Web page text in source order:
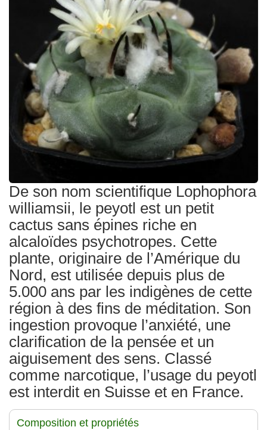
De son nom scientifique Lophophora
williamsii, le peyotl est un petit
cactus sans épines riche en
alcaloïdes psychotropes. Cette
plante, originaire de l’Amérique du
Nord, est utilisée depuis plus de
5.000 ans par les indigènes de cette
région à des fins de méditation. Son
ingestion provoque l’anxiété, une
clarification de la pensée et un
aiguisement des sens. Classé
comme narcotique, l’usage du peyotl
est interdit en Suisse et en France.
Composition et propriétés